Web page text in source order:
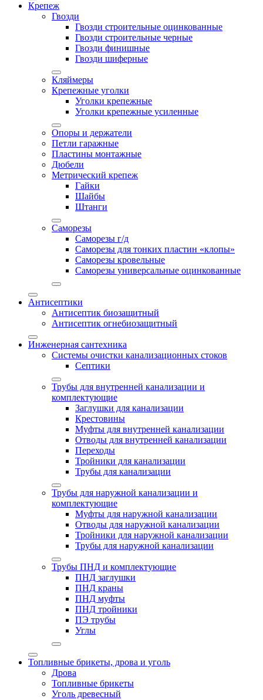
Крепеж
Гвозди
Гвозди строительные оцинкованные
Гвозди строительные черные
Гвозди финишные
Гвозди шиферные
Кляймеры
Крепежные уголки
Уголки крепежные
Уголки крепежные усиленные
Опоры и держатели
Петли гаражные
Пластины монтажные
Дюбели
Метрический крепеж
Гайки
Шайбы
Штанги
Саморезы
Саморезы г/д
Саморезы для тонких пластин «клопы»
Саморезы кровельные
Саморезы универсальные оцинкованные
Антисептики
Антисептик биозащитный
Антисептик огнебиозащитный
Инженерная сантехника
Системы очистки канализационных стоков
Септики
Трубы для внутренней канализации и
комплектующие
Заглушки для канализации
Крестовины
Муфты для внутренней канализации
Отводы для внутренней канализации
Переходы
Тройники для канализации
Трубы для канализации
Трубы для наружной канализации и
комплектующие
Муфты для наружной канализации
Отводы для наружной канализации
Тройники для наружной канализации
Трубы для наружной канализации
Трубы ПНД и комплектующие
ПНД заглушки
ПНД краны
ПНД муфты
ПНД тройники
ПЭ трубы
Углы
Топливные брикеты, дрова и уголь
Дрова
Топливные брикеты
Уголь древесный